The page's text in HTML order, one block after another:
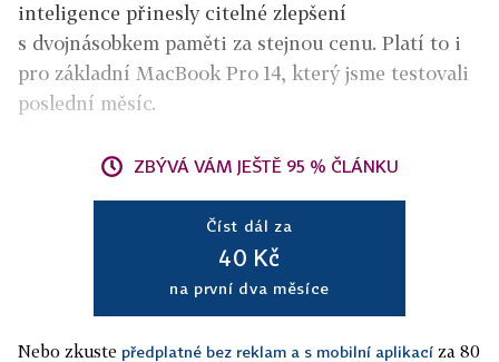
inteligence přinesly citelné zlepšení
s dvojnásobkem paměti za stejnou cenu. Platí to i
pro základní MacBook Pro 14, který jsme testovali
poslední měsíc.
ZBÝVÁ VÁM JEŠTĚ 95 % ČLÁNKU
Číst dál za
40 Kč
na první dva měsíce
Nebo zkuste předplatné bez reklam a s mobilní aplikací za 80